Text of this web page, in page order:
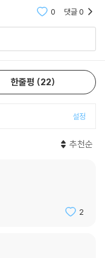
방식을 고안해 냈고, 이후
_ 폴 오스터
글쓰기인데, 여기서 명료
는 것이다. 나는 레이먼드
했다. _ 스티븐 킹
스키를 한 권에 집어넣는
에 빠져들게 된다. 흥미롭
유혹적인 소설에 매료될
.책들을.하고.다행이다.
0 댓글0
한줄평 22
설정
추천순
2